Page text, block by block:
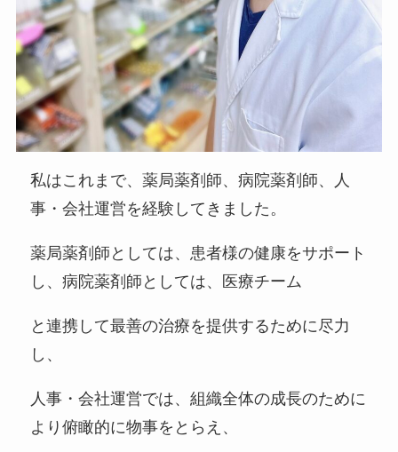
私はこれまで、薬局薬剤師、病院薬剤師、人
事・会社運営を経験してきました。
薬局薬剤師としては、患者様の健康をサポート
し、病院薬剤師としては、医療チーム
と連携して最善の治療を提供するために尽力
し、
人事・会社運営では、組織全体の成長のために
より俯瞰的に物事をとらえ、